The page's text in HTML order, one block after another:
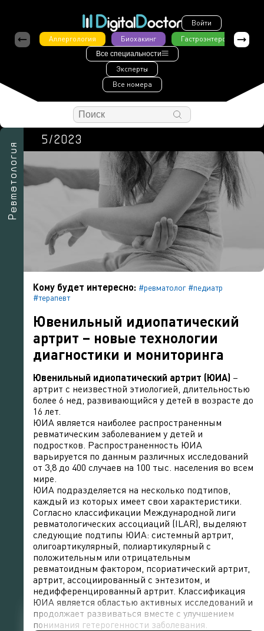
Войти
Аллергология
Биохакинг Гастроэнтерология
Все специальности
Эксперты
Все номера
Ревматология
5/2023
Кому будет интересно: #ревматолог #педиатр
#терапевт
Ювенильный идиопатический
артрит – новые технологии
диагностики и мониторинга
Ювенильный идиопатический артрит (ЮИА) –
артрит с неизвестной этиологией, длительностью
более 6 нед, развивающийся у детей в возрасте до
16 лет.
ЮИА является наиболее распространенным
ревматическим заболеванием у детей и
подростков. Распространенность ЮИА
варьируется по данным различных исследований
от 3,8 до 400 случаев на 100 тыс. населения во всем
мире.
ЮИА подразделяется на несколько подтипов,
каждый из которых имеет свои характеристики.
Согласно классификации Международной лиги
ревматологических ассоциаций (ILAR), выделяют
следующие подтипы ЮИА: системный артрит,
олигоартикулярный, полиартикулярный с
положительным или отрицательным
ревматоидным фактором, псориатический артрит,
артрит, ассоциированный с энтезитом, и
недифференцированный артрит. Классификация
ЮИА является областью активных исследований и
продолжает развиваться вместе с улучшением
понимания гетерогенности заболевания.